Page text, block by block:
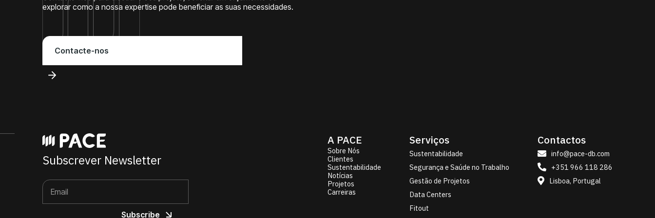
explorar como a nossa expertise pode beneficiar as suas necessidades.
Contacte-nos
Subscrever Newsletter
A PACE
Sobre Nós
Clientes
Sustentabilidade
Notícias
Projetos
Carreiras
Serviços
Sustentabilidade
Segurança e Saúde no Trabalho
Gestão de Projetos
Data Centers
Fitout
Contactos
 info@pace-db.com
 +351 966 118 286
 Lisboa, Portugal